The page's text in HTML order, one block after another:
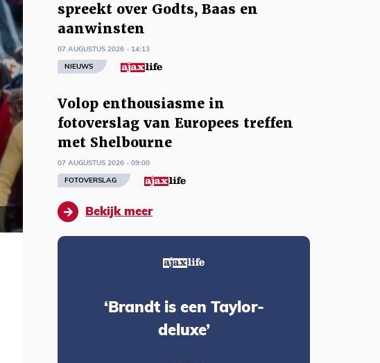
spreekt over Godts, Baas en
aanwinsten
07 AUGUSTUS 2026 - 14:13
NIEUWS
Volop enthousiasme in
fotoverslag van Europees treffen
met Shelbourne
07 AUGUSTUS 2026 - 09:00
FOTOVERSLAG
Bekijk meer
‘Brandt is een Taylor-
deluxe’